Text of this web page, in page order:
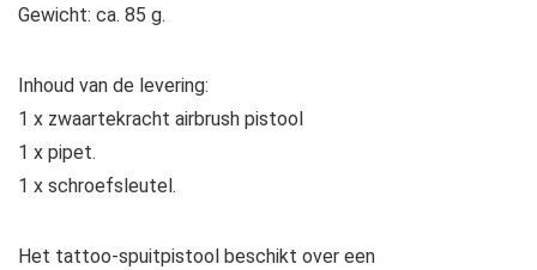
Gewicht: ca. 85 g.
Inhoud van de levering:
1 x zwaartekracht airbrush pistool
1 x pipet.
1 x schroefsleutel.
Het tattoo-spuitpistool beschikt over een